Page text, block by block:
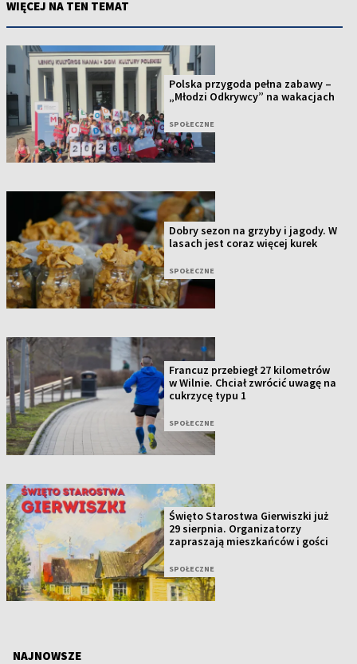
WIĘCEJ NA TEN TEMAT
Polska przygoda pełna zabawy –
„Młodzi Odkrywcy” na wakacjach
SPOŁECZNE
Dobry sezon na grzyby i jagody. W
lasach jest coraz więcej kurek
SPOŁECZNE
Francuz przebiegł 27 kilometrów
w Wilnie. Chciał zwrócić uwagę na
cukrzycę typu 1
SPOŁECZNE
Święto Starostwa Gierwiszki już
29 sierpnia. Organizatorzy
zapraszają mieszkańców i gości
SPOŁECZNE
NAJNOWSZE